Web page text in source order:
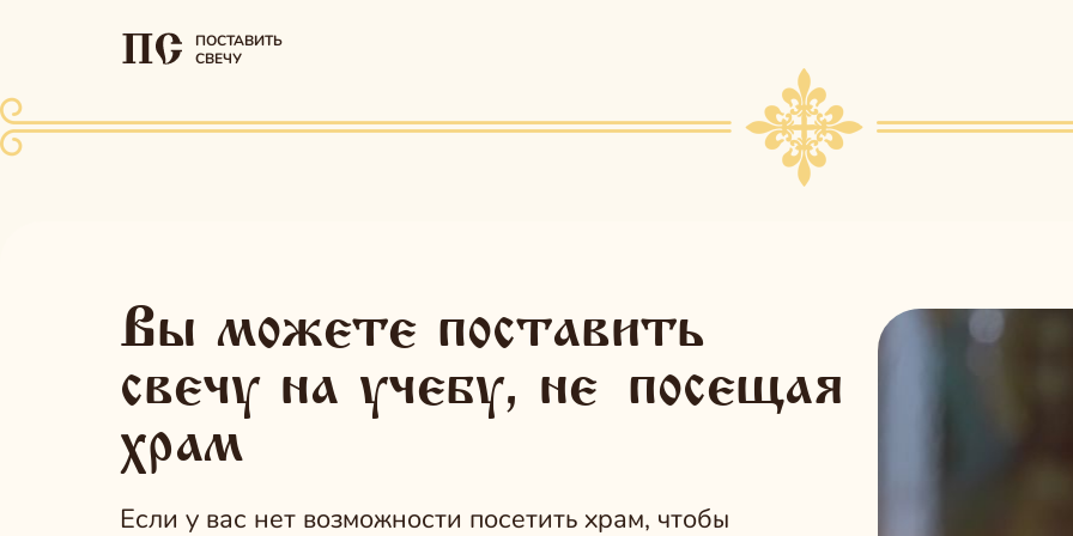
ПОСТАВИТЬ
СВЕЧУ
Вы можете поставить
свечу на учебу, не посещая
храм
Если у вас нет возможности посетить храм, чтобы